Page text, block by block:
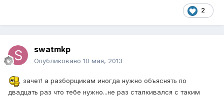
2
swatmkp
Опубликовано 10 мая, 2013
зачет! а разборщикам иногда нужно объяснять по
двадцать раз что тебе нужно...не раз сталкивался с таким